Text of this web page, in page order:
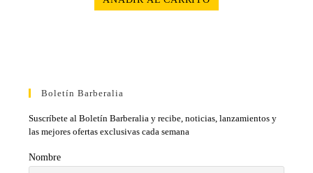
Boletín Barberalia
Suscríbete al Boletín Barberalia y recibe, noticias, lanzamientos y
las mejores ofertas exclusivas cada semana
Nombre